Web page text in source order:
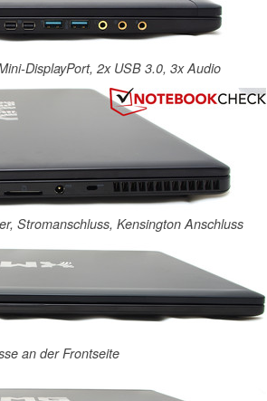
DisplayPort, 2x USB 3.0, 3x Audio
Stromanschluss, Kensington Anschluss
an der Frontseite